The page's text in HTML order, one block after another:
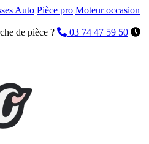
Auto Pièce pro Moteur occasion
de pièce ?
03 74 47 59 50